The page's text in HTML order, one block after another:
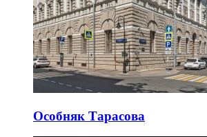
Особняк Тарасова